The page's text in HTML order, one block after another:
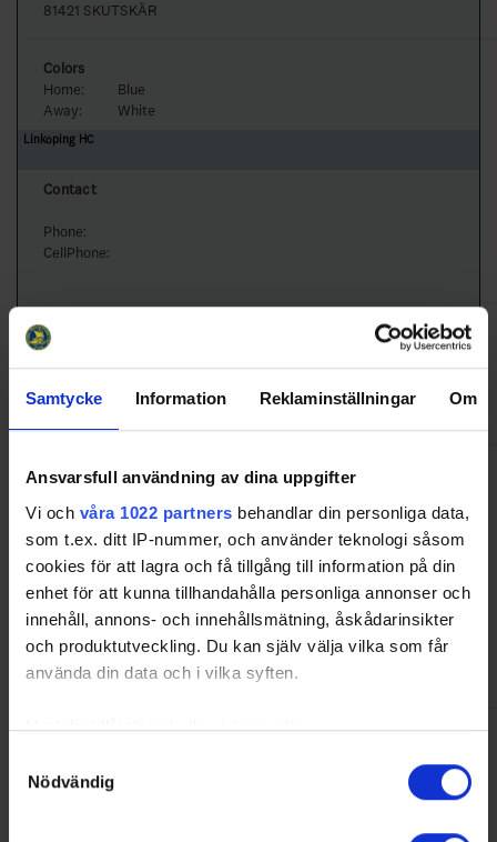
Samtycke Information Reklaminställningar Om
Ansvarsfull användning av dina uppgifter
Vi och våra 1022 partners behandlar din personliga data,
som t.ex. ditt IP-nummer, och använder teknologi såsom
cookies för att lagra och få tillgång till information på din
enhet för att kunna tillhandahålla personliga annonser och
innehåll, annons- och innehållsmätning, åskådarinsikter
och produktutveckling. Du kan själv välja vilka som får
använda din data och i vilka syften.
Med din tillåtelse skulle vi även vilja:
kan ha en noggrannhet på upp till flera meter
Nödvändig
81421 SKUTSKÄR
Colors
Home:
Blue
Away:
White
Linköping HC
Contact
Phone:
CellPhone:
Venue
Skutskärs Ishall
Phone:
026-702 35
Skutskärs IP, Box 4
Colors
Away:
White
Skellefteå AIK
info@skellefteaaik.se
0910-792000
Contact
Phone:
CellPhone:
Venue
Phone: